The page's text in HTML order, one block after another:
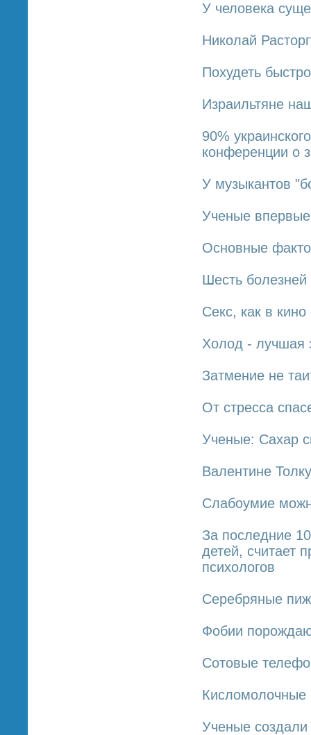
У человека
Николай
Похудеть
Израильтяне
90%
конференции о
У музыкантов
Ученые впервые
Основные
Шесть болезней
Секс, как в
Холод - лучшая
Затмение не
От стресса
Ученые: Сахар
Валентине
Слабоумие
За последние
детей, считает
психологов
Серебряные
Фобии
Сотовые
Кисломолочные
Ученые